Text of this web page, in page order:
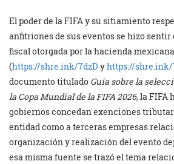
El poder de la FIFA y su sitiamiento
anfitriones de sus eventos se hizo
fiscal otorgada por la hacienda mexicana
(https://shre.ink/7dzD yhttps://shre.ink/
documento titulado Guía sobre la
la Copa Mundial de la FIFA 2026, la FIFA
gobiernos concedan exenciones
entidad como a terceras empresas
organización y realización del evento
esa misma fuente se trazó el tema